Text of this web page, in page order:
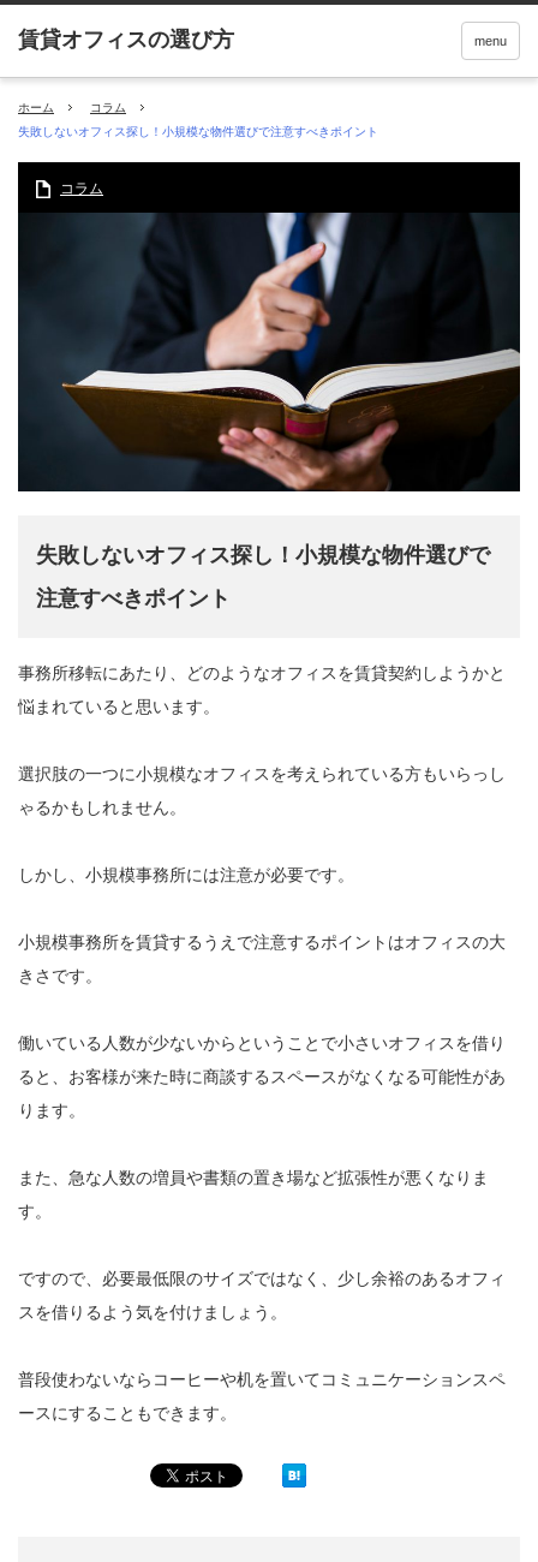
menu
ホーム
コラム
失敗しないオフィス探し！小規模な物件選びで注意すべきポイント
コラム
失敗しないオフィス探し！小規模な物件選びで
注意すべきポイント
事務所移転にあたり、どのようなオフィスを賃貸契約しようかと
悩まれていると思います。
選択肢の一つに小規模なオフィスを考えられている方もいらっし
ゃるかもしれません。
しかし、小規模事務所には注意が必要です。
小規模事務所を賃貸するうえで注意するポイントはオフィスの大
きさです。
働いている人数が少ないからということで小さいオフィスを借り
ると、お客様が来た時に商談するスペースがなくなる可能性があ
ります。
また、急な人数の増員や書類の置き場など拡張性が悪くなりま
す。
ですので、必要最低限のサイズではなく、少し余裕のあるオフィ
スを借りるよう気を付けましょう。
普段使わないならコーヒーや机を置いてコミュニケーションスペ
ースにすることもできます。